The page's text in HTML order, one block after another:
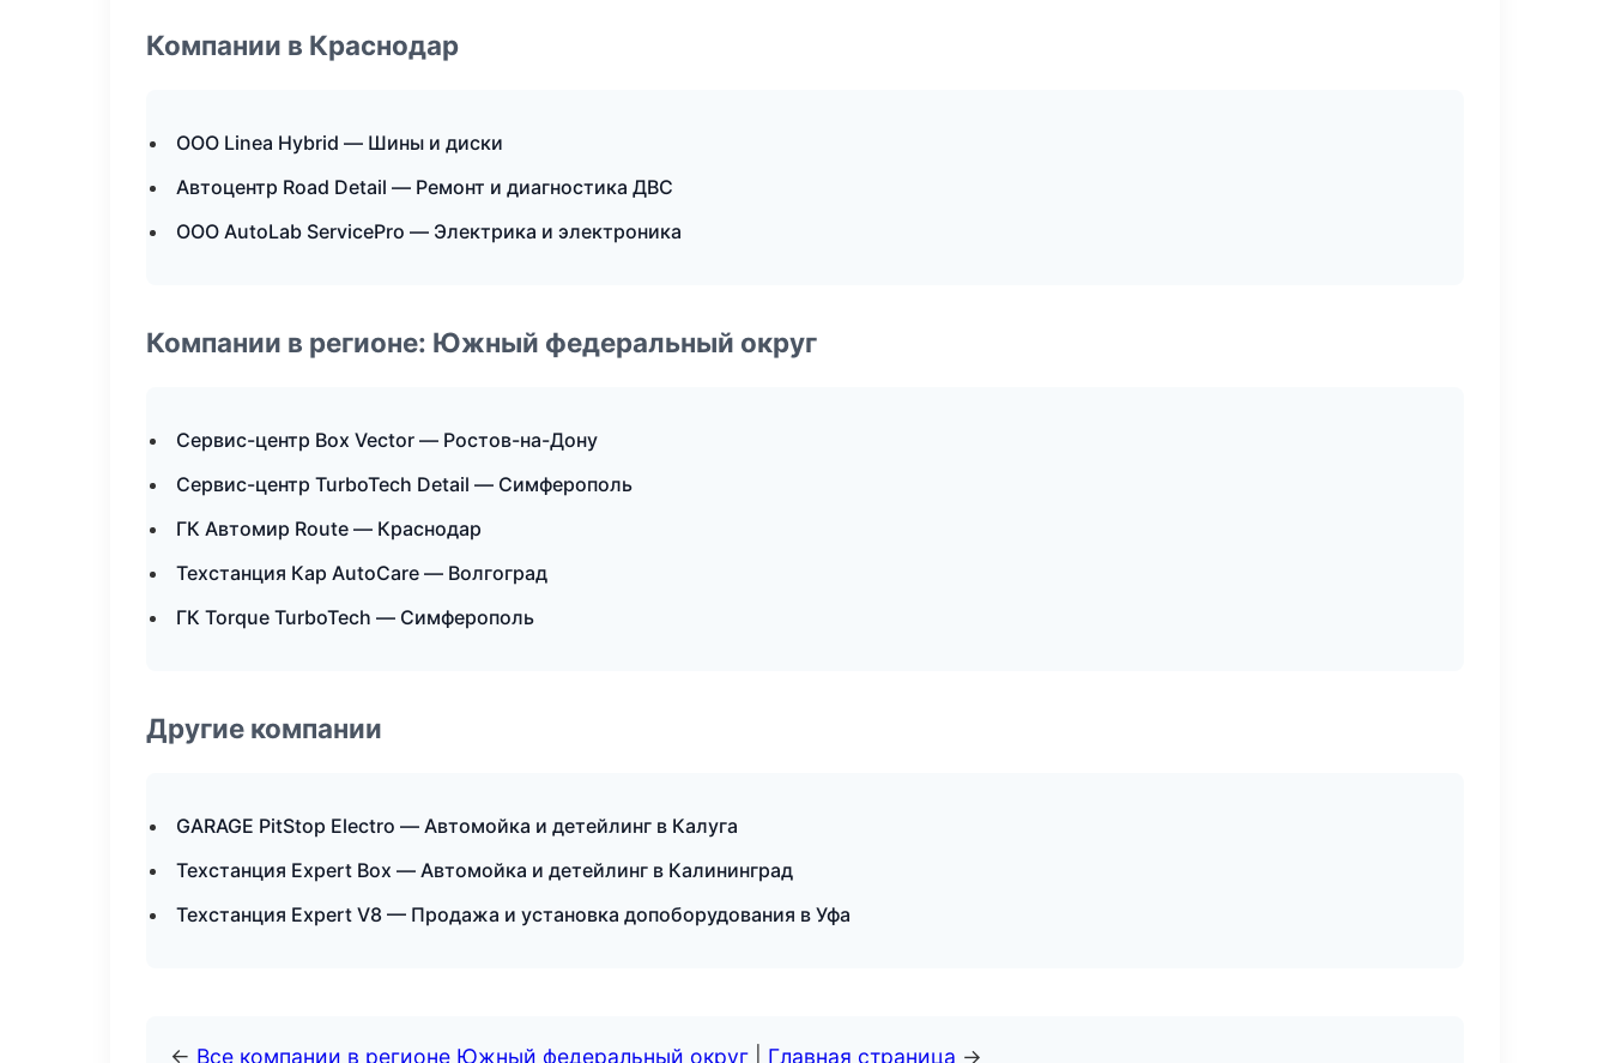
Компании в Краснодар
ООО Linea Hybrid — Шины и диски
Автоцентр Road Detail — Ремонт и диагностика ДВС
ООО AutoLab ServicePro — Электрика и электроника
Компании в регионе: Южный федеральный округ
Сервис-центр Box Vector — Ростов-на-Дону
Сервис-центр TurboTech Detail — Симферополь
ГК Автомир Route — Краснодар
Техстанция Кар AutoCare — Волгоград
ГК Torque TurboTech — Симферополь
Другие компании
GARAGE PitStop Electro — Автомойка и детейлинг в Калуга
Техстанция Expert Box — Автомойка и детейлинг в Калининград
Техстанция Expert V8 — Продажа и установка допоборудования в Уфа
← Все компании в регионе Южный федеральный округ Главная страница →